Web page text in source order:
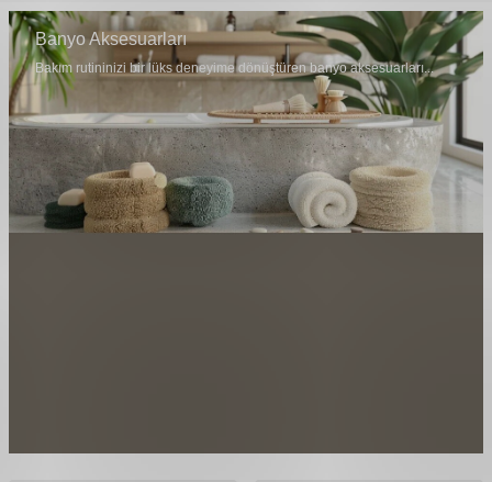
Banyo Aksesuarları
Bakım rutininizi bir lüks deneyime dönüştüren banyo aksesuarları...